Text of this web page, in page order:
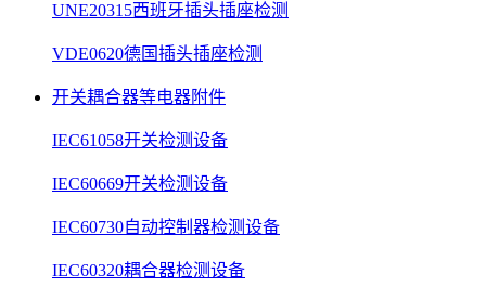
UNE20315西班牙插头插座检测
VDE0620德国插头插座检测
开关耦合器等电器附件
IEC61058开关检测设备
IEC60669开关检测设备
IEC60730自动控制器检测设备
IEC60320耦合器检测设备